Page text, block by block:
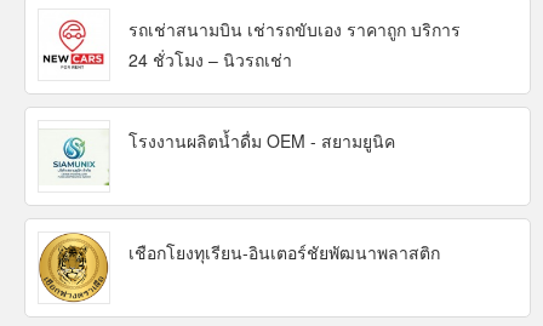
รถเช่าสนามบิน เช่ารถขับเอง ราคาถูก บริการ
24 ชั่วโมง – นิวรถเช่า
โรงงานผลิตน้ำดื่ม OEM - สยามยูนิค
เชือกโยงทุเรียน-อินเตอร์ชัยพัฒนาพลาสติก